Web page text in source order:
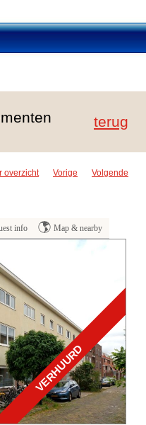
terug
overzicht Vorige Volgende
info Map & nearby
VERHUURD